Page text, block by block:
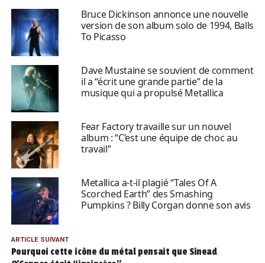
Bruce Dickinson annonce une nouvelle
version de son album solo de 1994, Balls
To Picasso
Dave Mustaine se souvient de comment
il a “écrit une grande partie” de la
musique qui a propulsé Metallica
Fear Factory travaille sur un nouvel
album : “C’est une équipe de choc au
travail”
Metallica a-t-il plagié “Tales Of A
Scorched Earth” des Smashing
Pumpkins ? Billy Corgan donne son avis
ARTICLE SUIVANT
Pourquoi cette icône du métal pensait que Sinead